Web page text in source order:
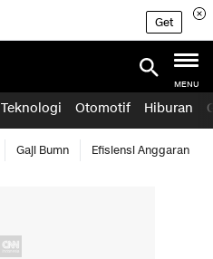
Get
MENU
Teknologi Otomotif Hiburan
Gaji Bumn Efisiensi Anggaran